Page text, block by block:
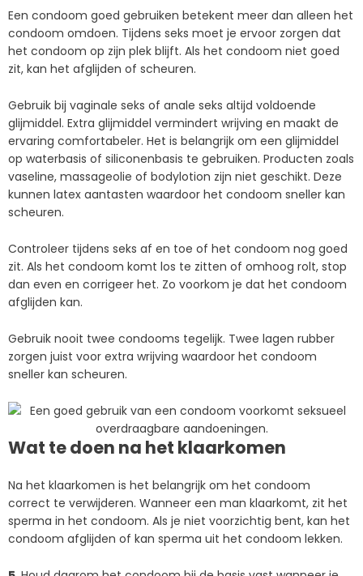
Een condoom goed gebruiken betekent meer dan alleen het
condoom omdoen. Tijdens seks moet je ervoor zorgen dat
het condoom op zijn plek blijft. Als het condoom niet goed
zit, kan het afglijden of scheuren.
Gebruik bij vaginale seks of anale seks altijd voldoende
glijmiddel. Extra glijmiddel vermindert wrijving en maakt de
ervaring comfortabeler. Het is belangrijk om een glijmiddel
op waterbasis of siliconenbasis te gebruiken. Producten zoals
vaseline, massageolie of bodylotion zijn niet geschikt. Deze
kunnen latex aantasten waardoor het condoom sneller kan
scheuren.
Controleer tijdens seks af en toe of het condoom nog goed
zit. Als het condoom komt los te zitten of omhoog rolt, stop
dan even en corrigeer het. Zo voorkom je dat het condoom
afglijden kan.
Gebruik nooit twee condooms tegelijk. Twee lagen rubber
zorgen juist voor extra wrijving waardoor het condoom
sneller kan scheuren.
Wat te doen na het klaarkomen
Na het klaarkomen is het belangrijk om het condoom
correct te verwijderen. Wanneer een man klaarkomt, zit het
sperma in het condoom. Als je niet voorzichtig bent, kan het
condoom afglijden of kan sperma uit het condoom lekken.